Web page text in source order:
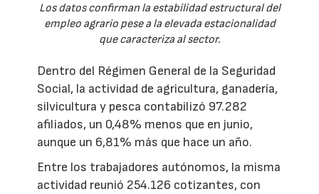
Los datos confirman la estabilidad estructural del
empleo agrario pese a la elevada estacionalidad
que caracteriza al sector.
Dentro del Régimen General de la Seguridad
Social, la actividad de agricultura, ganadería,
silvicultura y pesca contabilizó 97.282
afiliados, un 0,48% menos que en junio,
aunque un 6,81% más que hace un año.
Entre los trabajadores autónomos, la misma
actividad reunió 254.126 cotizantes, con